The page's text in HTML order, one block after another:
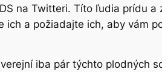
na Twitteri. Títo ľudia prídu
ich a požiadajte ich, aby vám
iba pár týchto plodných